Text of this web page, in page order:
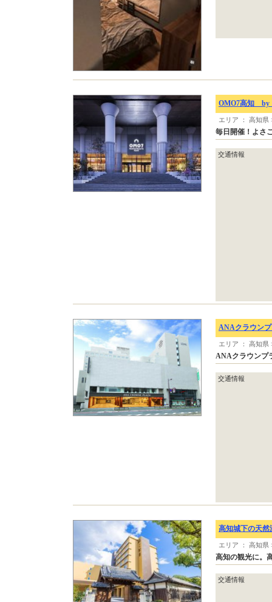
OMO7高知 by
エリア ： 高知県
毎日開催！よ
交通情報
ANAクラウン
エリア ： 高知県
ANAクラウン
交通情報
高知城下の天
エリア ： 高知県
高知の観光に。
交通情報